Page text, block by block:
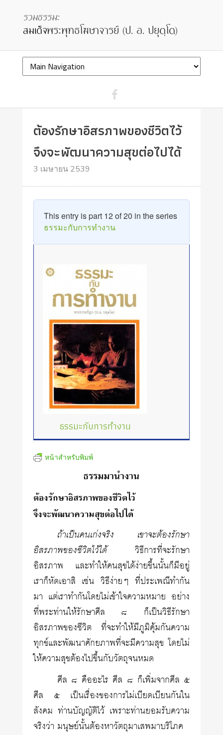
ต้องรักษาอิสรภาพของชีวิตไว้
จึงจะพัฒนาความสุขต่อไปได้
3 เมษายน 2539
This entry is part 12 of 20 in the series
ธรรมะกับการทำงาน
ธรรมะกับการทำงาน
หน้าสำหรับพิมพ์
ธรรมมานำงาน
ต้องรักษาอิสรภาพของชีวิตไว้
จึงจะพัฒนาความสุขต่อไปได้
ถ้าเป็นคนเก่งจริง เขาจะต้องรักษา
อิสรภาพของชีวิตไว้ได้วิธีการที่จะรักษา
อิสรภาพ และทำให้คนสุขได้ง่ายขึ้นนั้นก็มีอยู่
เราก็หัดเอาสิ เช่น วิธีง่ายๆ ที่ประเพณีทำกัน
มา แต่เราทำกันโดยไม่เข้าใจความหมาย อย่าง
ที่พระท่านให้รักษาศีล ๘ ก็เป็นวิธีรักษา
อิสรภาพของชีวิต ที่จะทำให้มีภูมิคุ้มกันความ
ทุกข์และพัฒนาศักยภาพที่จะมีความสุข โดยไม่
ให้ความสุขต้องไปขึ้นกับวัตถุจนหมด
ศีล ๘ คืออะไร ศีล ๘ ก็เพิ่มจากศีล ๕
ศีล ๕ เป็นเรื่องของการไม่เบียดเบียนกันใน
สังคม ท่านบัญญัติไว้ เพราะท่านยอมรับความ
จริงว่า มนุษย์นั้นต้องหาวัตถุมาเสพมาบริโภค